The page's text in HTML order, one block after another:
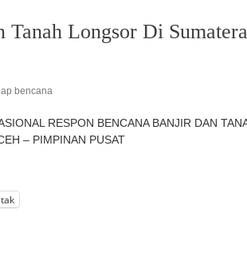
Longsor Di Sumatera
bencana
RESPON BENCANA BANJIR DAN
– PIMPINAN PUSAT